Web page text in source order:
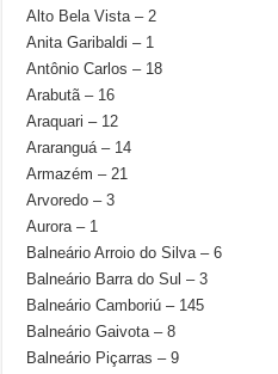
Alto Bela Vista – 2
Anita Garibaldi – 1
Antônio Carlos – 18
Arabutã – 16
Araquari – 12
Araranguá – 14
Armazém – 21
Arvoredo – 3
Aurora – 1
Balneário Arroio do Silva – 6
Balneário Barra do Sul – 3
Balneário Camboriú – 145
Balneário Gaivota – 8
Balneário Piçarras – 9